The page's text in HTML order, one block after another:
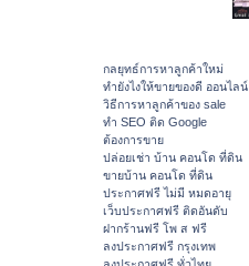
กลยุทธ์การหาลูกค้าใหม่
ทํายังไงให้ขายของดี ออนไลน์
วิธีการหาลูกค้าของ sale
ทำ SEO ติด Google
ต้องการขาย
ปล่อยเช่า บ้าน คอนโด ที่ดิน
ขายบ้าน คอนโด ที่ดิน
ประกาศฟรี ไม่มี หมดอายุ
เว็บประกาศฟรี ติดอันดับ
ฝากร้านฟรี โพ ส ฟรี
ลงประกาศฟรี กรุงเทพ